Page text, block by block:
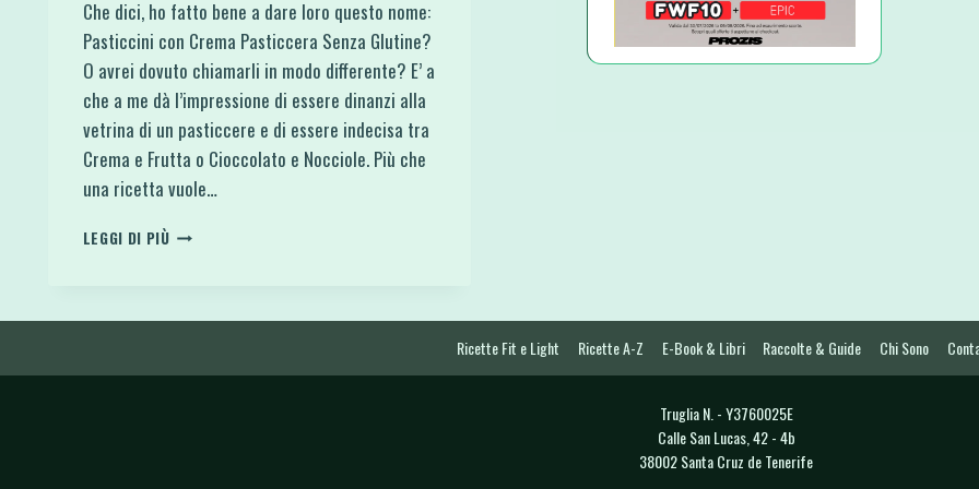
Che dici, ho fatto bene a dare loro questo nome:
Pasticcini con Crema Pasticcera Senza Glutine?
O avrei dovuto chiamarli in modo differente? E’ a
che a me dà l’impressione di essere dinanzi alla
vetrina di un pasticcere e di essere indecisa tra
Crema e Frutta o Cioccolato e Nocciole. Più che
una ricetta vuole…
LEGGI DI PIÙPASTICCINI
SENZA
Ricette Fit e Light Ricette A-Z E-Book & Libri Raccolte & Guide Chi Sono
Truglia N. - Y3760025E
Calle San Lucas, 42 - 4b
38002 Santa Cruz de Tenerife